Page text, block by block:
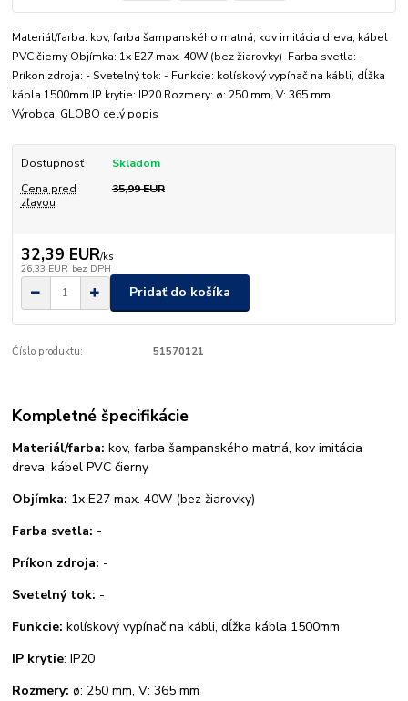
Materiál/farba: kov, farba šampanského matná, kov imitácia dreva, kábel
PVC čierny Objímka: 1x E27 max. 40W (bez žiarovky) Farba svetla: -
Príkon zdroja: - Svetelný tok: - Funkcie: kolískový vypínač na kábli, dĺžka
kábla 1500mm IP krytie: IP20 Rozmery: ø: 250 mm, V: 365 mm
Výrobca: GLOBO celý popis
Dostupnosť
Skladom
Cena pred
zľavou
35,99 EUR
32,39 EUR/ks
26,33 EUR bez DPH
Pridať do košíka
Číslo produktu: 51570121
Kompletné špecifikácie
Materiál/farba: kov, farba šampanského matná, kov imitácia
dreva, kábel PVC čierny
Objímka: 1x E27 max. 40W (bez žiarovky)
Farba svetla: -
Príkon zdroja: -
Svetelný tok: -
Funkcie: kolískový vypínač na kábli, dĺžka kábla 1500mm
IP krytie: IP20
Rozmery: ø: 250 mm, V: 365 mm